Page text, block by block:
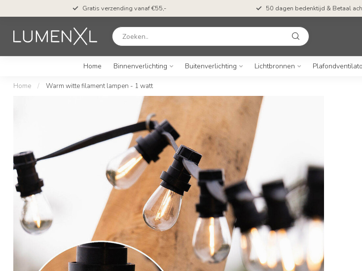
Gratis verzending vanaf €55,- 50 dagen bedenktijd & Betaal
Home Binnenverlichting Buitenverlichting Lichtbronnen
Home / Warm witte filament lampen - 1 watt